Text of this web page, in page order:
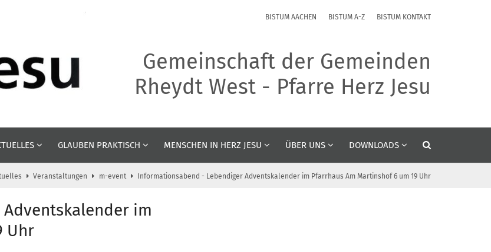
BISTUM AACHEN BISTUM A-Z BISTUM KONTAKT
Gemeinschaft der Gemeinden
Rheydt West - Pfarre Herz Jesu
GLAUBEN PRAKTISCH MENSCHEN IN HERZ JESU ÜBER UNS DOWNLOADS
Veranstaltungen m-event Informationsabend - Lebendiger Adventskalender im Pfarrhaus Am Martinshof 6 um 19 Uhr
im
Uhr